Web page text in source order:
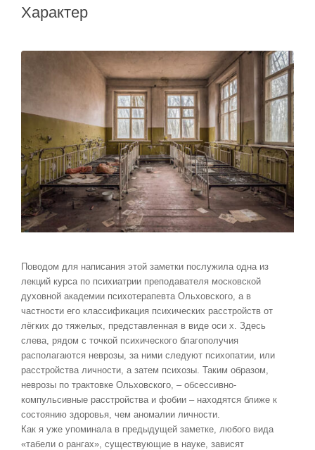
Характер
Поводом для написания этой заметки послужила одна из
лекций курса по психиатрии преподавателя московской
духовной академии психотерапевта Ольховского, а в
частности его классификация психических расстройств от
лёгких до тяжелых, представленная в виде оси х. Здесь
слева, рядом с точкой психического благополучия
располагаются неврозы, за ними следуют психопатии, или
расстройства личности, а затем психозы. Таким образом,
неврозы по трактовке Ольховского, – обсессивно-
компульсивные расстройства и фобии – находятся ближе к
состоянию здоровья, чем аномалии личности.
Как я уже упоминала в предыдущей заметке, любого вида
«табели о рангах», существующие в науке, зависят